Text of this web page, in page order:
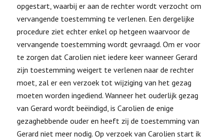
opgestart, waarbij er aan de rechter wordt verzocht om
vervangende toestemming te verlenen. Een dergelijke
procedure ziet echter enkel op hetgeen waarvoor de
vervangende toestemming wordt gevraagd. Om er voor
te zorgen dat Carolien niet iedere keer wanneer Gerard
zijn toestemming weigert te verlenen naar de rechter
moet, zal er een verzoek tot wijziging van het gezag
moeten worden ingediend. Wanneer het ouderlijk gezag
van Gerard wordt beëindigd, is Carolien de enige
gezaghebbende ouder en heeft zij de toestemming van
Gerard niet meer nodig. Op verzoek van Carolien start ik